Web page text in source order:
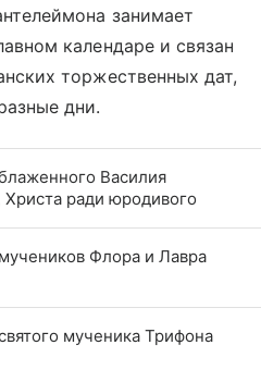
занимает
календаре и связан
торжественных дат,
дни.
Василия
Христа ради юродивого
Флора и Лавра
мученика Трифона